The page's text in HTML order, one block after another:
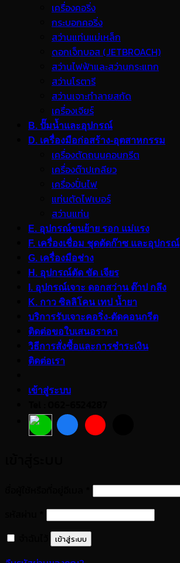
เครื่องคอริ่ง
กระบอกคอริ่ง
สว่านแท่นแม่เหล็ก
ดอกเจ็ทบอส (JETBROACH)
สว่านไฟฟ้าและสว่านกระแทก
สว่านโรตารี
สว่านเจาะทำลายสกัด
เครื่องเจียร์
B. ปั๊มน้ำและอุปกรณ์
D. เครื่องมือก่อสร้าง-อุตสาหกรรม
เครื่องตัดถนนคอนกรีต
เครื่องต๊าปเกลียว
เครื่องปั่นไฟ
แท่นตัดไฟเบอร์
สว่านแท่น
E. อุปกรณ์ขนย้าย รอก แม่แรง
F. เครื่องเชื่อม ชุดตัดก๊าซ และอุปกรณ์
G. เครื่องมือช่าง
H. อุปกรณ์ตัด ขัด เจียร
I. อุปกรณ์เจาะ ดอกสว่าน ต๊าป กลึง
K. กาว ซิลลิโคน เทป น้ำยา
บริการรับเจาะคอริ่ง-ตัดคอนกรีต
ติดต่อขอใบเสนอราคา
วิธีการสั่งซื้อและการชำระเงิน
ติดต่อเรา
เข้าสู่ระบบ
ต้องการ
ต้องการ
เข้าสู่ระบบ